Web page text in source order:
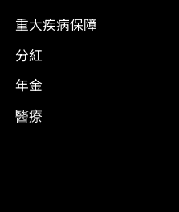
重大疾病保障
分紅
年金
醫療